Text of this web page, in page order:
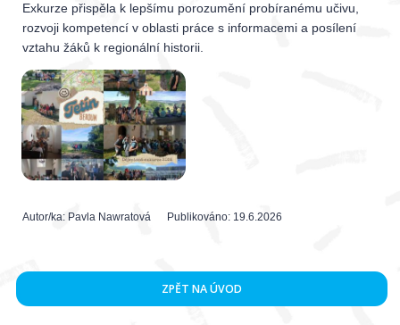
Exkurze přispěla k lepšímu porozumění probíranému učivu,
rozvoji kompetencí v oblasti práce s informacemi a posílení
vztahu žáků k regionální historii.
Autor/ka: Pavla Nawratová Publikováno: 19.6.2026
ZPĚT NA ÚVOD